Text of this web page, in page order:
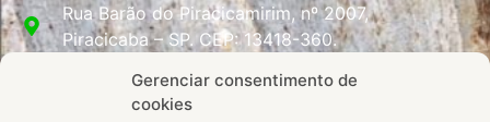
Gerenciar consentimento de
cookies
Rua Barão do Piracicamirim, nº 2007,
Piracicaba – SP. CEP: 13418-360.
Fale Conosco